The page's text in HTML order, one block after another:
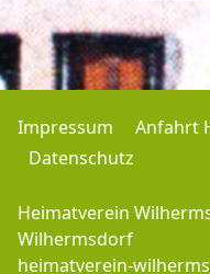
Impressum
Anfahrt
Datenschutz
Heimatverein
Wilhermsdorf
heimatverein-